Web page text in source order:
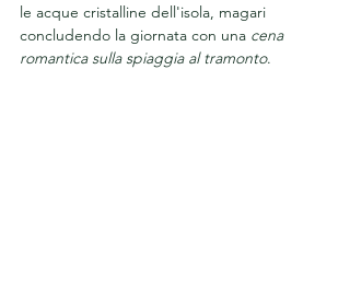
le acque cristalline dell'isola, magari
concludendo la giornata con una cena
romantica sulla spiaggia al tramonto.